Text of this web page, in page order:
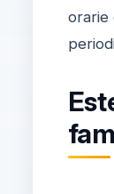
orarie